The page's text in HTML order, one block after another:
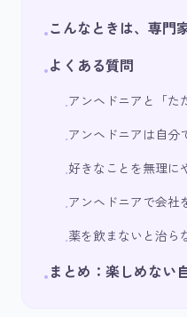
•こんなときは、専門
•よくある質問
•アンヘドニアと「た
•アンヘドニアは自分
•好きなことを無理に
•アンヘドニアで会社
•薬を飲まないと治ら
•まとめ：楽しめない